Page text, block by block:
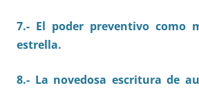
7.- El poder preventivo como
estrella.
8.- La novedosa escritura de